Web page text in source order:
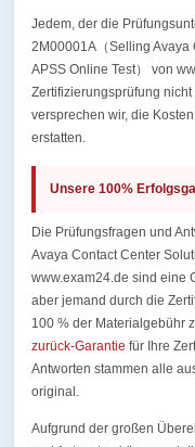
Jedem, der die
2M00001A（Selling Avaya
APSS Online Test） von
Zertifizierungsprüfung
versprechen wir, die
erstatten.
Unsere 100%
Die Prüfungsfragen und
Avaya Contact Center
www.exam24.de sind eine
aber jemand durch die
100 % der Materialgebühr
zurück-Garantie für Ihre
Antworten stammen alle
original.
Aufgrund der großen